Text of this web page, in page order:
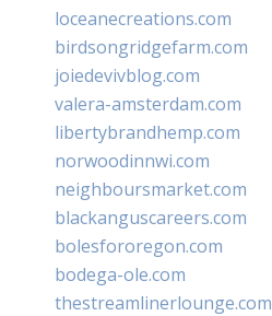
loceanecreations.com
birdsongridgefarm.com
joiedevivblog.com
valera-amsterdam.com
libertybrandhemp.com
norwoodinnwi.com
neighboursmarket.com
blackanguscareers.com
bolesfororegon.com
bodega-ole.com
thestreamlinerlounge.com